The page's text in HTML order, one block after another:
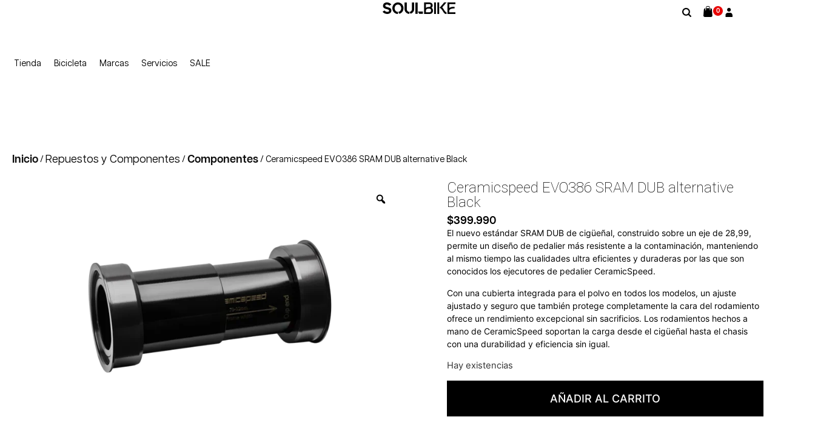
Tienda Bicicleta Marcas Servicios SALE
0
Inicio / Repuestos y Componentes / Componentes / Ceramicspeed EVO386 SRAM DUB alternative Black
Ceramicspeed EVO386 SRAM DUB alternative
Black
$399.990
El nuevo estándar SRAM DUB de cigüeñal, construido sobre un eje de 28,99,
permite un diseño de pedalier más resistente a la contaminación, manteniendo
al mismo tiempo las cualidades ultra eficientes y duraderas por las que son
conocidos los ejecutores de pedalier CeramicSpeed.
Con una cubierta integrada para el polvo en todos los modelos, un ajuste
ajustado y seguro que también protege completamente la cara del rodamiento
ofrece un rendimiento excepcional sin sacrificios. Los rodamientos hechos a
mano de CeramicSpeed soportan la carga desde el cigüeñal hasta el chasis
con una durabilidad y eficiencia sin igual.
Hay existencias
AÑADIR AL CARRITO